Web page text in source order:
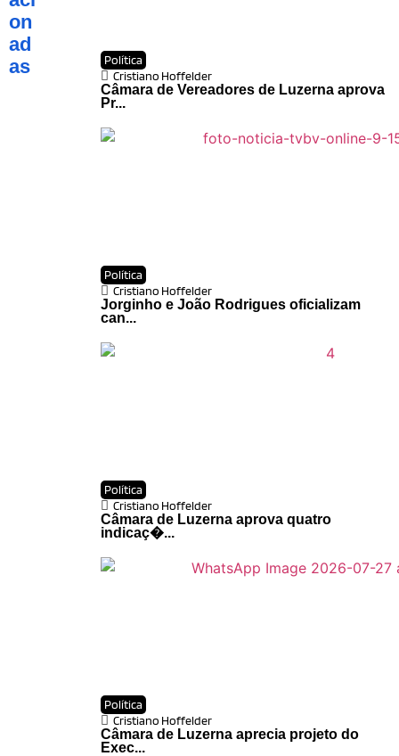
on
ad
as
Política
Cristiano Hoffelder
Câmara de Vereadores de Luzerna aprova
Pr...
Política
Cristiano Hoffelder
Jorginho e João Rodrigues oficializam
can...
Política
Cristiano Hoffelder
Câmara de Luzerna aprova quatro
indicaç�...
Política
Cristiano Hoffelder
Câmara de Luzerna aprecia projeto do
Exec...